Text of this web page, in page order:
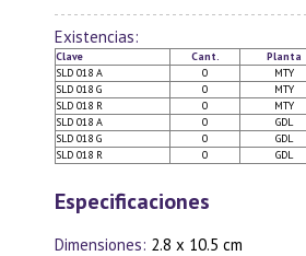
Existencias:
Clave Cant.
Planta
SLD 018 A
0
MTY
SLD 018 G
0
MTY
SLD 018 R
0
MTY
SLD 018 A
0
GDL
SLD 018 G
0
GDL
SLD 018 R
0 GDL
Especificaciones
Dimensiones: 2.8 x 10.5 cm